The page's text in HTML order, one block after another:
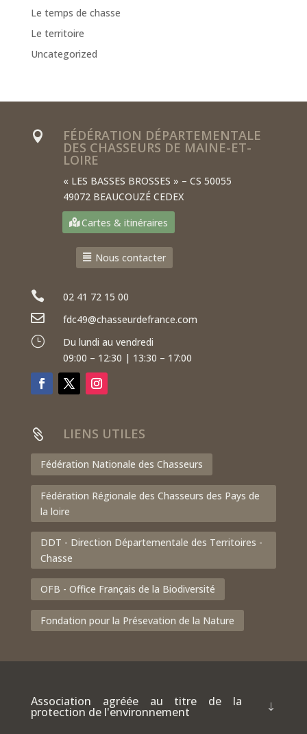
Le temps de chasse
Le territoire
Uncategorized
 FÉDÉRATION DÉPARTEMENTALE
DES CHASSEURS DE MAINE-ET-
LOIRE
« LES BASSES BROSSES » – CS 50055
49072 BEAUCOUZÉ CEDEX
Cartes & itinéraires
Nous contacter
 02 41 72 15 00
 fdc49@chasseurdefrance.com
}
Du lundi au vendredi
09:00 – 12:30 | 13:30 – 17:00
 LIENS UTILES
Fédération Nationale des Chasseurs
Fédération Régionale des Chasseurs des Pays de
la loire
DDT - Direction Départementale des Territoires -
Chasse
OFB - Office Français de la Biodiversité
Fondation pour la Présevation de la Nature
Association agréée au titre de la
protection de l'environnement